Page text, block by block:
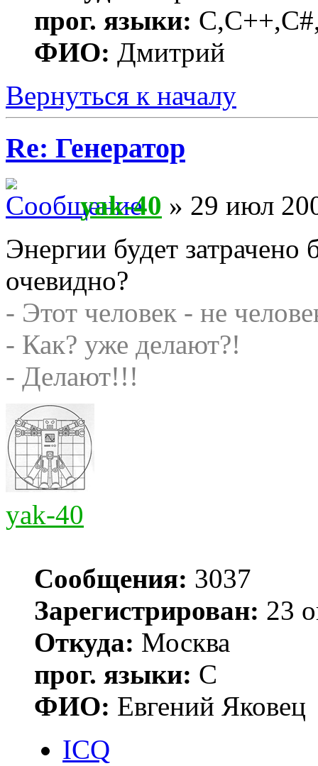
прог. языки:
ФИО: Дмитрий
Вернуться к началу
Re: Генератор
yak-40 » 29 июл
Энергии будет
очевидно?
- Этот человек - не
- Как? уже делают?!
- Делают!!!
yak-40
Сообщения: 3037
Зарегистрирован: 23
Откуда: Москва
прог. языки: С
ФИО: Евгений Яковец
ICQ